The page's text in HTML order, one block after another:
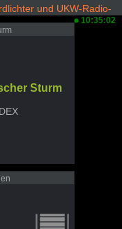
und UKW-Radio-
10:35:02
Sturm